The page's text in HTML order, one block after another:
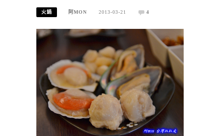
火鍋 阿MON 2013-03-21 4